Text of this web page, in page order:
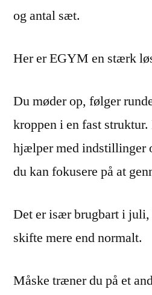
og antal sæt.
Her er EGYM en stærk
Du møder op, følger
kroppen i en fast
hjælper med indstillinger
du kan fokusere på at
Det er især brugbart i juli,
skifte mere end normalt.
Måske træner du på et